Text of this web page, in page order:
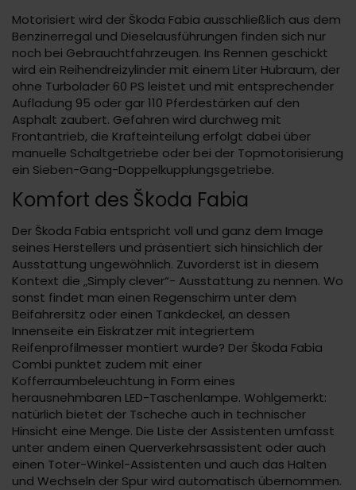
Motorisiert wird der Škoda Fabia ausschließlich aus dem
Benzinerregal und Dieselausführungen finden sich nur
noch bei Gebrauchtfahrzeugen. Ins Rennen geschickt
wird ein Reihendreizylinder mit einem Liter Hubraum, der
ohne Turbolader 60 PS leistet und mit entsprechender
Aufladung 95 oder gar 110 Pferdestärken auf den
Asphalt zaubert. Gefahren wird durchweg mit
Frontantrieb, die Krafteinteilung erfolgt dabei über
manuelle Schaltgetriebe oder bei der Topmotorisierung
ein Sieben-Gang-Doppelkupplungsgetriebe.
Komfort des Škoda Fabia
Der Škoda Fabia entspricht voll und ganz dem Image
seines Herstellers und präsentiert sich hinsichlich der
Ausstattung ungewöhnlich. Zuvorderst ist in diesem
Kontext die „Simply clever“- Ausstattung zu nennen. Wo
sonst findet man einen Regenschirm unter dem
Beifahrersitz oder einen Tankdeckel, an dessen
Innenseite ein Eiskratzer mit integriertem
Reifenprofilmesser montiert wurde? Der Škoda Fabia
Combi punktet zudem mit einer
Kofferraumbeleuchtung in Form eines
herausnehmbaren LED-Taschenlampe. Wohlgemerkt:
natürlich bietet der Tscheche auch in technischer
Hinsicht eine Menge. Die Liste der Assistenten umfasst
unter andem einen Querverkehrsassistent oder auch
einen Toter-Winkel-Assistenten und auch das Halten
und Wechseln der Spur wird automatisch übernommen.